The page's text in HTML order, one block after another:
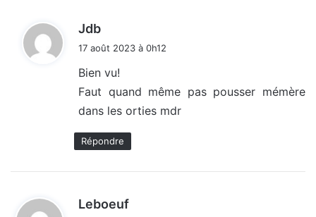
Jdb
i
17 août 2023 à 0h12
Bien vu!
Faut quand même pas pousser mémère
dans les orties mdr
Répondre
Leboeuf